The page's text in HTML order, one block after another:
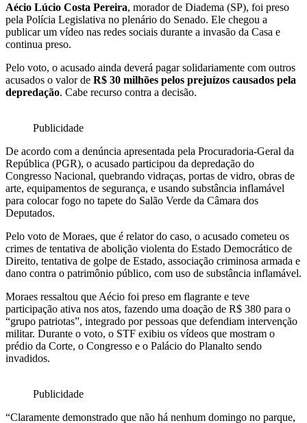
Aécio Lúcio Costa Pereira, morador de Diadema (SP), foi preso
pela Polícia Legislativa no plenário do Senado. Ele chegou a
publicar um vídeo nas redes sociais durante a invasão da Casa e
continua preso.
Pelo voto, o acusado ainda deverá pagar solidariamente com outros
acusados o valor de R$ 30 milhões pelos prejuízos causados pela
depredação. Cabe recurso contra a decisão.
Publicidade
De acordo com a denúncia apresentada pela Procuradoria-Geral da
República (PGR), o acusado participou da depredação do
Congresso Nacional, quebrando vidraças, portas de vidro, obras de
arte, equipamentos de segurança, e usando substância inflamável
para colocar fogo no tapete do Salão Verde da Câmara dos
Deputados.
Pelo voto de Moraes, que é relator do caso, o acusado cometeu os
crimes de tentativa de abolição violenta do Estado Democrático de
Direito, tentativa de golpe de Estado, associação criminosa armada e
dano contra o patrimônio público, com uso de substância inflamável.
Moraes ressaltou que Aécio foi preso em flagrante e teve
participação ativa nos atos, fazendo uma doação de R$ 380 para o
“grupo patriotas”, integrado por pessoas que defendiam intervenção
militar. Durante o voto, o STF exibiu os vídeos que mostram o
prédio da Corte, o Congresso e o Palácio do Planalto sendo
invadidos.
Publicidade
“Claramente demonstrado que não há nenhum domingo no parque,